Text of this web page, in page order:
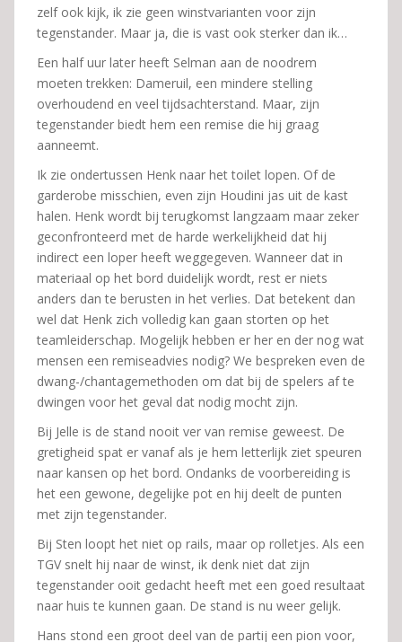
zelf ook kijk, ik zie geen winstvarianten voor zijn
tegenstander. Maar ja, die is vast ook sterker dan ik…
Een half uur later heeft Selman aan de noodrem
moeten trekken: Dameruil, een mindere stelling
overhoudend en veel tijdsachterstand. Maar, zijn
tegenstander biedt hem een remise die hij graag
aanneemt.
Ik zie ondertussen Henk naar het toilet lopen. Of de
garderobe misschien, even zijn Houdini jas uit de kast
halen. Henk wordt bij terugkomst langzaam maar zeker
geconfronteerd met de harde werkelijkheid dat hij
indirect een loper heeft weggegeven. Wanneer dat in
materiaal op het bord duidelijk wordt, rest er niets
anders dan te berusten in het verlies. Dat betekent dan
wel dat Henk zich volledig kan gaan storten op het
teamleiderschap. Mogelijk hebben er her en der nog wat
mensen een remiseadvies nodig? We bespreken even de
dwang-/chantagemethoden om dat bij de spelers af te
dwingen voor het geval dat nodig mocht zijn.
Bij Jelle is de stand nooit ver van remise geweest. De
gretigheid spat er vanaf als je hem letterlijk ziet speuren
naar kansen op het bord. Ondanks de voorbereiding is
het een gewone, degelijke pot en hij deelt de punten
met zijn tegenstander.
Bij Sten loopt het niet op rails, maar op rolletjes. Als een
TGV snelt hij naar de winst, ik denk niet dat zijn
tegenstander ooit gedacht heeft met een goed resultaat
naar huis te kunnen gaan. De stand is nu weer gelijk.
Hans stond een groot deel van de partij een pion voor,